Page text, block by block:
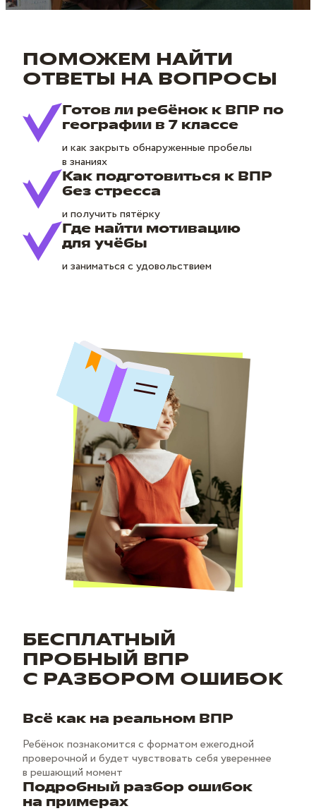
ПОМОЖЕМ НАЙТИ
ОТВЕТЫ НА ВОПРОСЫ
Готов ли ребёнок к ВПР по
географии в 7 классе
и как закрыть обнаруженные пробелы
в знаниях
Как подготовиться к ВПР
без стресса
и получить пятёрку
Где найти мотивацию
для учёбы
и заниматься с удовольствием
БЕСПЛАТНЫЙ
ПРОБНЫЙ ВПР
С РАЗБОРОМ ОШИБОК
Всё как на реальном ВПР
Ребёнок познакомится с форматом ежегодной
проверочной и будет чувствовать себя увереннее
в решающий момент
Подробный разбор ошибок
на примерах